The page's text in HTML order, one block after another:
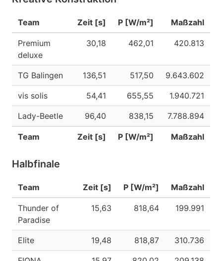
Team Zeit [s] P [W/m²] Maßzahl
Team Zeit [s] P [W/m²] Maßzahl
Premium
deluxe
30,18 462,01 420.813
TG Balingen 136,51 517,50 9.643.602
vis solis 54,41 655,55 1.940.721
Lady-Beetle 96,40 838,15 7.788.894
Halbfinale
Team Zeit [s] P [W/m²] Maßzahl
Thunder of
Paradise
15,63 818,64 199.991
Elite 19,48 818,87 310.736